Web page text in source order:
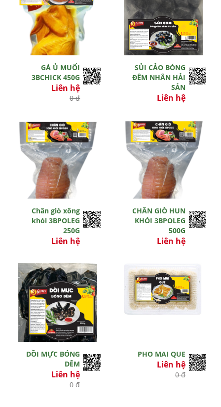
GÀ Ủ MUỐI
3BCHICK 450G
Liên hệ
0 đ
SỦI CẢO BÓNG
ĐÊM NHÂN HẢI
SẢN
Liên hệ
Chân giò xông
khói 3BPOLEG
250G
Liên hệ
CHÂN GIÒ HUN
KHÓI 3BPOLEG
500G
Liên hệ
DỒI MỰC BÓNG
DÊM
Liên hệ
0 đ
PHO MAI QUE
Liên hệ
0 đ